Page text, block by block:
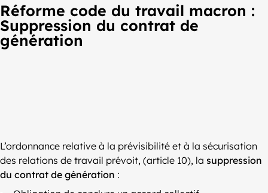
Réforme code du travail macron :
Suppression du contrat de
génération
L’ordonnance relative à la prévisibilité et à la sécurisation
des relations de travail prévoit, (article 10), la suppression
du contrat de génération :